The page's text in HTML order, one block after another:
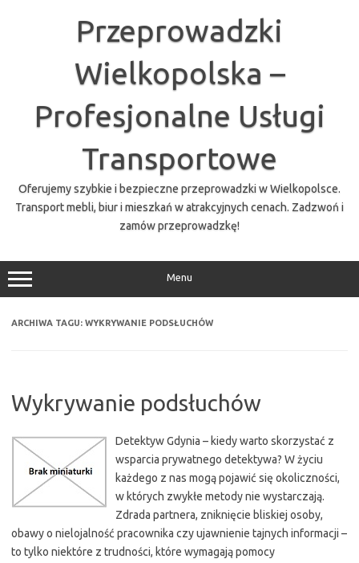
Przeprowadzki
Wielkopolska –
Profesjonalne Usługi
Transportowe
Oferujemy szybkie i bezpieczne przeprowadzki w Wielkopolsce.
Transport mebli, biur i mieszkań w atrakcyjnych cenach. Zadzwoń i
zamów przeprowadzkę!
Menu
ARCHIWA TAGU: WYKRYWANIE PODSŁUCHÓW
Wykrywanie podsłuchów
Detektyw Gdynia – kiedy warto skorzystać z
wsparcia prywatnego detektywa? W życiu
każdego z nas mogą pojawić się okoliczności,
w których zwykłe metody nie wystarczają.
Zdrada partnera, zniknięcie bliskiej osoby,
obawy o nielojalność pracownika czy ujawnienie tajnych informacji –
to tylko niektóre z trudności, które wymagają pomocy